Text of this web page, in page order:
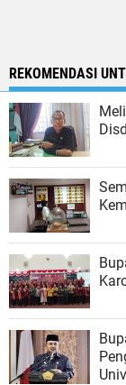
REKOMENDASI